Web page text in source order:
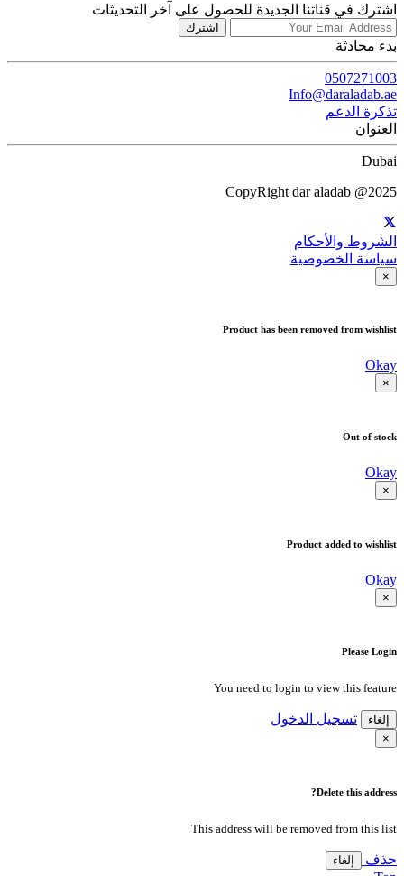
اشترك في قناتنا الجديدة للحصول على آخر التحديثات
اشترك
بدء محادثة
0507271003
Info@daraladab.ae
تذكرة الدعم
العنوان
Dubai
CopyRight dar aladab @2025
الشروط والأحكام
سياسة الخصوصية
×
Product has been removed from wishlist
Okay
×
Out of stock
Okay
×
Product added to wishlist
Okay
×
Please Login
You need to login to view this feature
إلغاء تسجيل الدخول
×
Delete this address?
This address will be removed from this list
حذف إلغاء